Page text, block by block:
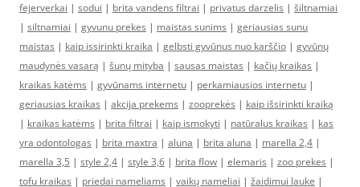
fejerverkai | sodui | brita vandens filtrai | privatus darzelis | šiltnamiai
| siltnamiai | gyvunu prekes | maistas sunims | geriausias sunu
maistas | kaip issirinkti kraika | gelbsti gyvūnus nuo karščio | gyvūnų
maudynės vasarą | šunų mityba | sausas maistas | kačių kraikas |
kraikas katėms | gyvūnams internetu | perkamiausios internetu |
geriausias kraikas | akcija prekems | zooprekės | kaip išsirinkti kraiką
| kraikas katėms | brita filtrai | kaip ismokyti | natūralus kraikas | kas
yra odontologas | brita maxtra | aluna | brita aluna | marella 2,4 |
marella 3,5 | style 2,4 | style 3,6 | brita flow | elemaris | zoo prekes |
tofu kraikas | priedai nameliams | vaikų nameliai | žaidimui lauke |